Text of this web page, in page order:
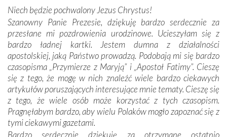
mieliśmy okazję przekonać się, że Maryja swoją opieką
otacza nie tylko nasz naród, lecz wszystkie nacje, które
się Jej ufnie oddają, a także każdą osobę, która zawierza
Jej siebie oraz swych bliskich.
Dzieje Portugalii to również historia wierności Bogu i
odstępstw, także w życiu władców. Trudne momenty w
wymiarze tak osobistym, jak i zbiorowym, przypominają o
konieczności ciągłego zabiegania o własną duszę i o łaskę
Opatrzności. Wierność przynosi pomyślność –
przynajmniej w życiu duchowym. Odstępstwo owocuje
Niech będzie pochwalony Jezus Chrystus!
Szanowny Panie Prezesie, dziękuję bardzo serdecznie za
przesłane mi pozdrowienia urodzinowe. Ucieszyłam się z
bardzo ładnej kartki. Jestem dumna z działalności
apostolskiej, jaką Państwo prowadzą. Podobają mi się bardzo
czasopisma „Przymierze z Maryją” i „Apostoł Fatimy”. Cieszę
się z tego, że mogę w nich znaleźć wiele bardzo ciekawych
artykułów poruszających interesujące mnie tematy. Cieszę się
z tego, że wiele osób może korzystać z tych czasopism.
Pragnęłabym bardzo, aby wielu Polaków mogło zapoznać się z
tymi ciekawymi gazetami.
Bardzo serdecznie dziękuję za otrzymane ostatnio